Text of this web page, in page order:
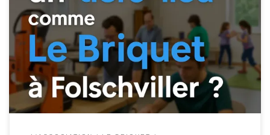
Le Briquet, tiers-lieu à Folschviller en Moselle, est bien plus
qu’un simple espace de coworking. C’est un lieu vivant,
ouvert à toutes celles et ceux qui souhaitent partager,
créer, innover et faire vivre leur territoire. Un espace pour
créer et innover Au Briquet, nous mettons à votre
disposition des équipements […]